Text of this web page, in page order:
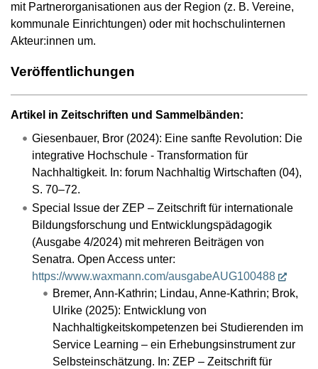
mit Partnerorganisationen aus der Region (z. B. Vereine,
kommunale Einrich­tungen) oder mit hochschulinternen
Akteur:innen um.
Veröffentlichungen
Artikel in Zeitschriften und Sammelbänden:
Giesenbauer, Bror (2024): Eine sanfte Revolution: Die
integrative Hochschule - Transformation für
Nachhaltigkeit. In: forum Nachhaltig Wirtschaften (04),
S. 70–72.
Special Issue der ZEP – Zeitschrift für internationale
Bildungsforschung und Entwicklungspädagogik
(Ausgabe 4/2024) mit mehreren Beiträgen von
Senatra. Open Access unter:
https://www.waxmann.com/ausgabeAUG100488
Bremer, Ann-Kathrin; Lindau, Anne-Kathrin; Brok,
Ulrike (2025): Entwicklung von
Nachhaltigkeitskompetenzen bei Studierenden im
Service Learning – ein Erhebungsinstrument zur
Selbsteinschätzung. In: ZEP – Zeitschrift für